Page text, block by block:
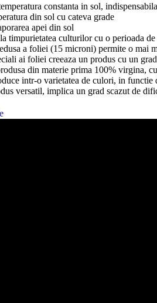
constanta in sol,
din sol cu cateva grade
apei din sol
timpurietatea culturilor cu o perioada
a foliei (15 microni) permite o mai
ai foliei creeaza un produs cu un
din materie prima 100% virgina,
intr-o varietatea de culori, in
versatil, implica un grad scazut de